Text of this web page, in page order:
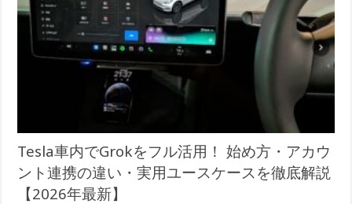
Tesla車内でGrokをフル活用！ 始め方・アカウ
ント連携の違い・実用ユースケースを徹底解説
【2026年最新】